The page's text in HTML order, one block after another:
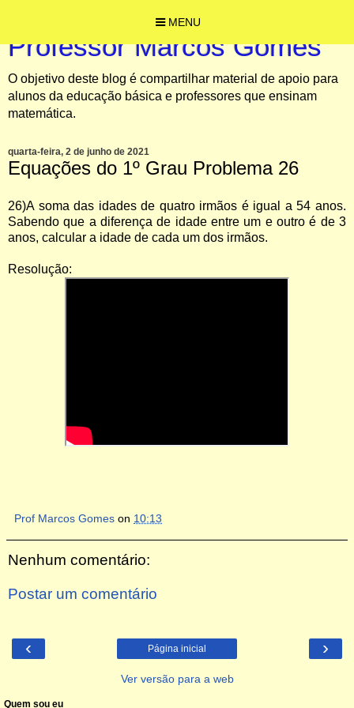
MENU
Professor Marcos Gomes
O objetivo deste blog é compartilhar material de apoio para
alunos da educação básica e professores que ensinam
matemática.
quarta-feira, 2 de junho de 2021
Equações do 1º Grau Problema 26
26)A soma das idades de quatro irmãos é igual a 54 anos.
Sabendo que a diferença de idade entre um e outro é de 3
anos, calcular a idade de cada um dos irmãos.
Resolução:
Prof Marcos Gomes on 10:13
Nenhum comentário:
Postar um comentário
‹ ›
Página inicial
Ver versão para a web
Quem sou eu